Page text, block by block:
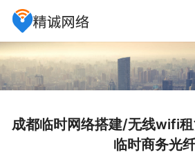
成都临时网络搭建/无线wifi
临时商务光